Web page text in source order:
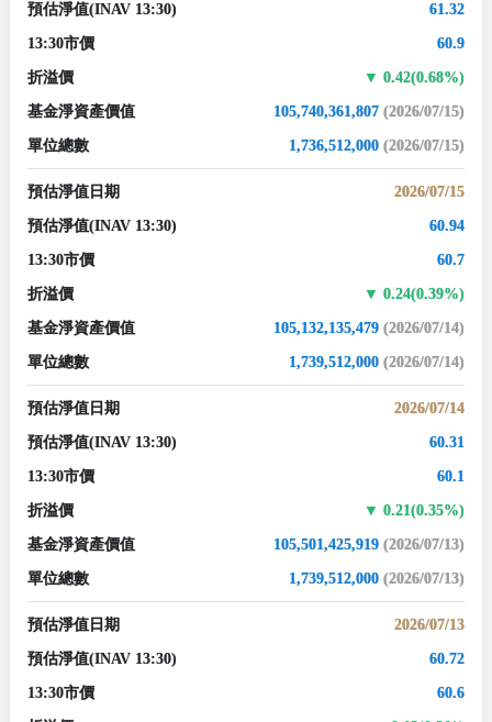
預估淨值(INAV 13:30) 61.32
13:30市價 60.9
折溢價 0.42(0.68%)
基金淨資產價值 105,740,361,807 (2026/07/15)
單位總數 1,736,512,000 (2026/07/15)
預估淨值日期 2026/07/15
預估淨值(INAV 13:30) 60.94
13:30市價 60.7
折溢價 0.24(0.39%)
基金淨資產價值 105,132,135,479 (2026/07/14)
單位總數 1,739,512,000 (2026/07/14)
預估淨值日期 2026/07/14
預估淨值(INAV 13:30) 60.31
13:30市價 60.1
折溢價 0.21(0.35%)
基金淨資產價值 105,501,425,919 (2026/07/13)
單位總數 1,739,512,000 (2026/07/13)
預估淨值日期 2026/07/13
預估淨值(INAV 13:30) 60.72
13:30市價 60.6